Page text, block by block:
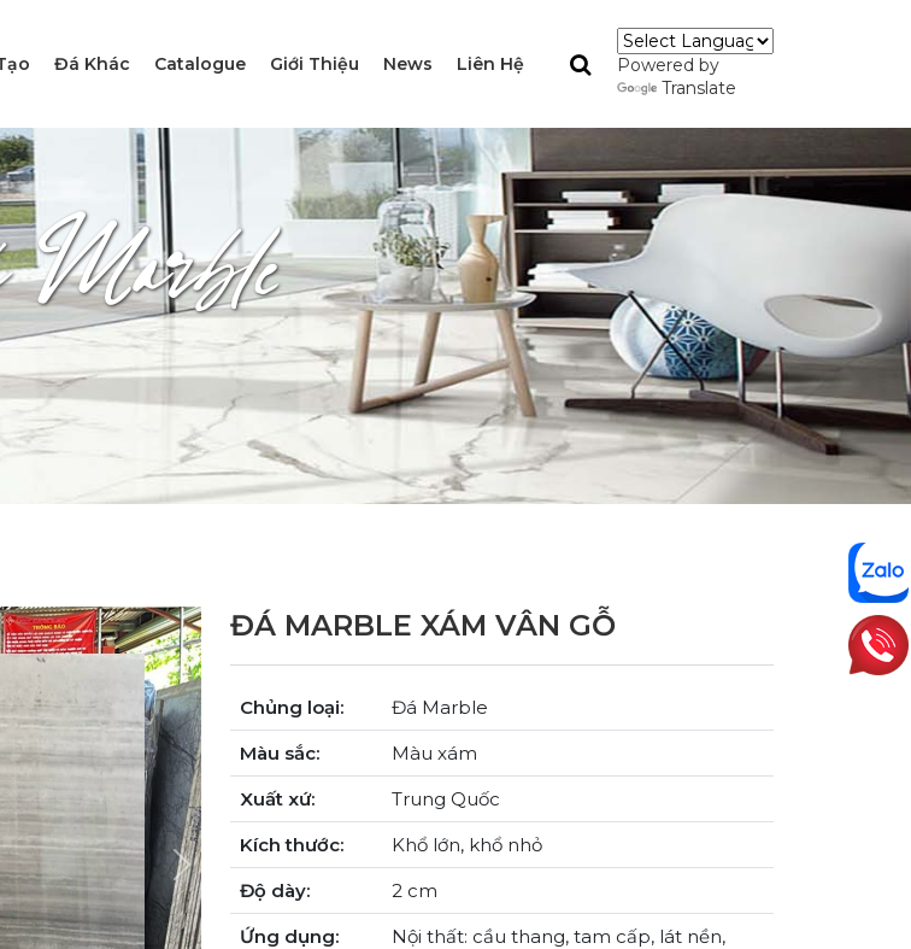
Đá Khác Catalogue Giới Thiệu News Liên Hệ
Powered by
Translate
Marble
Next
ĐÁ MARBLE XÁM VÂN GỖ
Chủng loại:
Đá Marble
Màu sắc:
Màu xám
Xuất xứ:
Trung Quốc
Kích thước:
Khổ lớn, khổ nhỏ
Độ dày:
2 cm
Ứng dụng:
Nội thất: cầu thang, tam cấp, lát nền,